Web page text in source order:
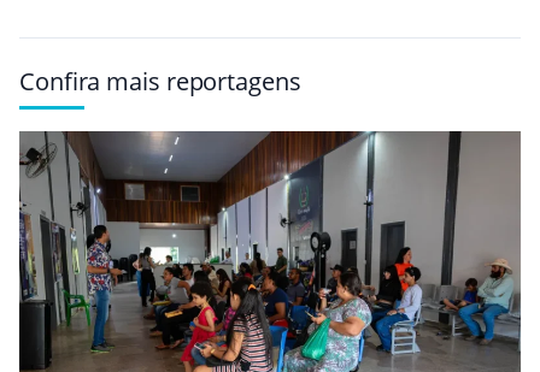
Confira mais reportagens